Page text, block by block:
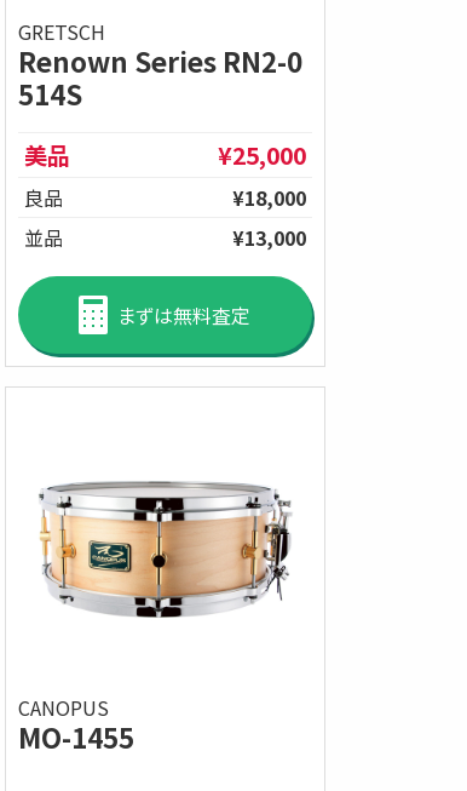
GRETSCH
Renown Series RN2-0
514S
美品 ¥25,000
良品
¥18,000
並品
¥13,000
まずは無料査定
CANOPUS
MO-1455